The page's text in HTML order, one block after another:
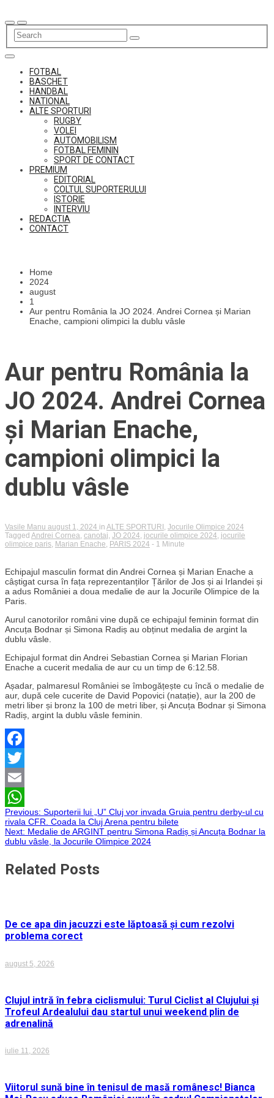
to
content
FOTBAL
BASCHET
HANDBAL
NATIONAL
ALTE SPORTURI
RUGBY
VOLEI
AUTOMOBILISM
FOTBAL FEMININ
SPORT DE CONTACT
PREMIUM
EDITORIAL
COLTUL SUPORTERULUI
ISTORIE
INTERVIU
REDACTIA
CONTACT
Home
2024
august
1
Aur pentru România la JO 2024. Andrei Cornea și Marian
Enache, campioni olimpici la dublu vâsle
Aur pentru România la
JO 2024. Andrei Cornea
și Marian Enache,
campioni olimpici la
dublu vâsle
Vasile Manu august 1, 2024 in ALTE SPORTURI Jocurile Olimpice 2024
Tagged Andrei Cornea canotaj JO 2024 jocurile olimpice 2024 jocurile
olimpice paris Marian Enache PARIS 2024 - 1 Minute
Echipajul masculin format din Andrei Cornea și Marian Enache a
câștigat cursa în fața reprezentanților Țărilor de Jos și ai Irlandei și
a adus României a doua medalie de aur la Jocurile Olimpice de la
Paris.
Aurul canotorilor români vine după ce echipajul feminin format din
Ancuța Bodnar și Simona Radiș au obținut medalia de argint la
dublu vâsle.
Echipajul format din Andrei Sebastian Cornea și Marian Florian
Enache a cucerit medalia de aur cu un timp de 6:12.58.
Așadar, palmaresul României se îmbogățește cu încă o medalie de
aur, după cele cucerite de David Popovici (natație), aur la 200 de
metri liber și bronz la 100 de metri liber, și Ancuța Bodnar și Simona
Radiș, argint la dublu vâsle feminin.
Facebook
Twitter
Email
WhatsApp
Navigare
în
articole
Previous: Suporterii lui „U” Cluj vor invada Gruia pentru derby-ul cu
rivala CFR. Coada la Cluj Arena pentru bilete
Next: Medalie de ARGINT pentru Simona Radiș și Ancuța Bodnar la
dublu vâsle, la Jocurile Olimpice 2024
Related Posts
De ce apa din jacuzzi este lăptoasă și cum rezolvi
problema corect
august 5, 2026
Clujul intră în febra ciclismului: Turul Ciclist al Clujului și
Trofeul Ardealului dau startul unui weekend plin de
adrenalină
iulie 11, 2026
Viitorul sună bine în tenisul de masă românesc! Bianca